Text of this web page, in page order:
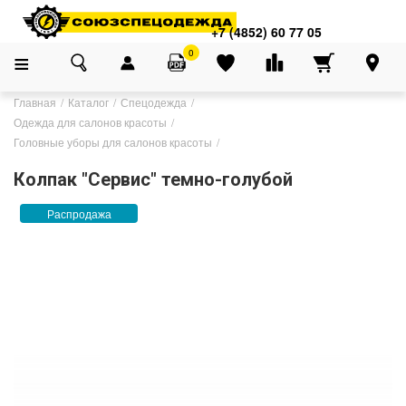
+7 (4852) 60 77 05
0
Главная Каталог
Спецодежда
Одежда для салонов красоты
Головные уборы для салонов красоты
Колпак "Сервис" темно-голубой
Распродажа